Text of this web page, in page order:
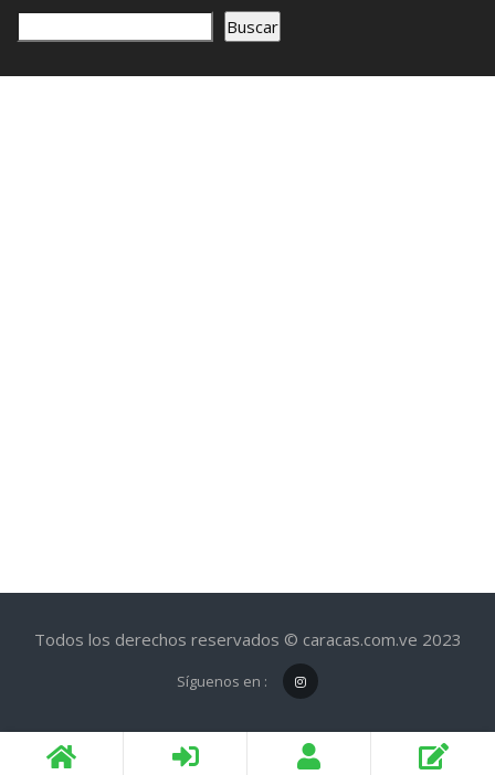
s
Buscar
Todos los derechos reservados © caracas.com.ve 2023
Síguenos en :